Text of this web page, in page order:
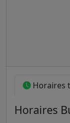
Horaires
Horaires